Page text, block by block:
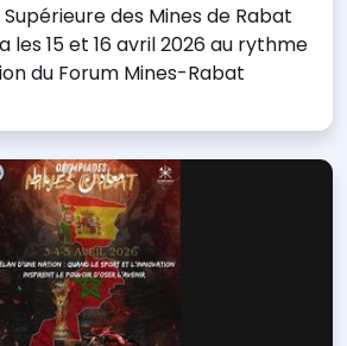
des Mines de Rabat
les 15 et 16 avril 2026 au rythme
du Forum Mines-Rabat